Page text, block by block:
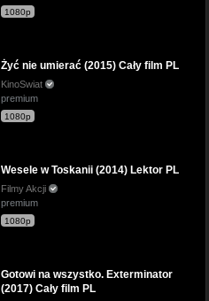
1080p
Żyć nie umierać (2015) Cały film PL
KinoSwiat
premium
1080p
Wesele w Toskanii (2014) Lektor PL
Filmy Akcji
premium
1080p
Gotowi na wszystko. Exterminator
(2017) Cały film PL